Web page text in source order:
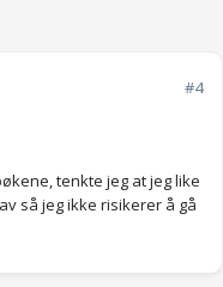
#4
tenkte jeg at jeg like
så jeg ikke risikerer å gå